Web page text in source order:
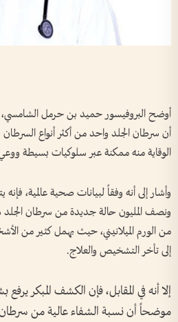
أوضح البروفيسور حميد بن حرمل الشامسي،
أن سرطان الجلد واحد من أكثر أنواع
الوقاية منه ممكنة عبر سلوكيات بسيطة
وأشار إلى أنه وفقاً لبيانات صحية عالمية،
من الورم الميلانيني، حيث يهمل كثير من
إلى تأخر التشخيص والعلاج.
إلا أنه في المقابل، فإن الكشف المبكر